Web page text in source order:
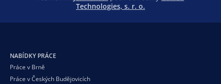
Technologies, s. r. o.
NABÍDKY PRÁCE
Práce v Brně
Práce v Českých Budějovicích